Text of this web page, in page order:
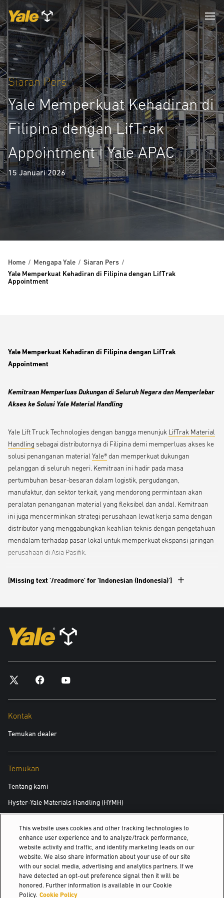
Siaran Pers
Yale Memperkuat Kehadiran di
Filipina dengan LifTrak
Appointment | Yale APAC
15 Januari 2026
Home Mengapa Yale
Siaran Pers
Yale Memperkuat Kehadiran di Filipina dengan LifTrak
Appointment
Yale Memperkuat Kehadiran di Filipina dengan LifTrak
Appointment
Kemitraan Memperluas Dukungan di Seluruh Negara dan Memperlebar
Akses ke Solusi Yale Material Handling
Yale Lift Truck Technologies dengan bangga menunjuk LifTrak Material
Handling sebagai distributornya di Filipina demi memperluas akses ke
solusi penanganan material Yale®dan memperkuat dukungan
pelanggan di seluruh negeri. Kemitraan ini hadir pada masa
pertumbuhan besar-besaran dalam logistik, pergudangan,
manufaktur, dan sektor terkait, yang mendorong permintaan akan
peralatan penanganan material yang fleksibel dan andal. Kemitraan
ini juga mencerminkan strategi perusahaan lewat kerja sama dengan
distributor yang menggabungkan keahlian teknis dengan pengetahuan
mendalam terhadap pasar lokal untuk memperkuat ekspansi jaringan
perusahaan di Asia Pasifik.
Kecocokan Strategis antara Yale dan LifTrak
Yale memilih LifTrak karena riwayatnya yang terbukti dalam
serta jejaknya di kancah nasional. Pengetahuan pasar, infrastruktur
layanan, dan kemampuan teknis distributor ini membuatnya mampu
"LifTrak menghadirkan kombinasi pemahaman pasar, infrastruktur
Bisnis Asia, Asia at Yale. "Eksistensi di kancah lokal dan fokus mereka
terhadap kesinambungan layanan menjadi dasar yang kuat dalam
Peningkatan Manfaat bagi Pelanggan
Melalui kolaborasi ini, LifTrak kini menawarkan pilihan yang lebih
banyak untukperalatan Yale
, termasuk truk gudang, model bertenaga
listrik, dan forklift berkapasitas besar. Portofolio yang lebih luas ini
juga menjawab peningkatan minat di negara ini terhadapsolusi rental
yang menambah keleluasaan pelanggan dalam mengelola armada.
Kombinasi solusi Yale dan jaringan pelayanan LifTrak memperkuat
[Missing text '/readmore' for 'Indonesian (Indonesia)']
Kontak
Temukan dealer
Temukan
Tentang kami
Hyster-Yale Materials Handling (HYMH)
Karier
Karier
© 2026 Hyster-Yale Materials Handling, Inc., all rights reserved.
This website uses cookies and other tracking technologies to
enhance user experience and to analyze/track performance,
website activity and traffic, and identify marketing leads on our
website. We also share information about your use of our site
with our social media, advertising and analytics partners. If we
have detected an opt-out preference signal then it will be
honored. Further information is available in our Cookie
Policy. Cookie Policy